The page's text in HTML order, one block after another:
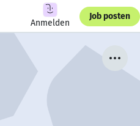
Anmelden
Job posten